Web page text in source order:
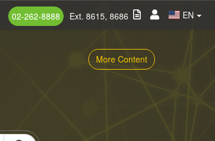
EN
02-262-8888 Ext. 8615, 8686
More Content